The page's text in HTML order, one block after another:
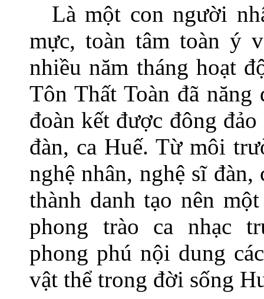
Là một con người
mực, toàn tâm toàn ý
nhiều năm tháng hoạt
Tôn Thất Toàn đã
đoàn kết được đông
đàn, ca Huế. Từ môi
nghệ nhân, nghệ sĩ
thành danh tạo nên
phong trào ca nhạc
phong phú nội dung
vật thể trong đời sống